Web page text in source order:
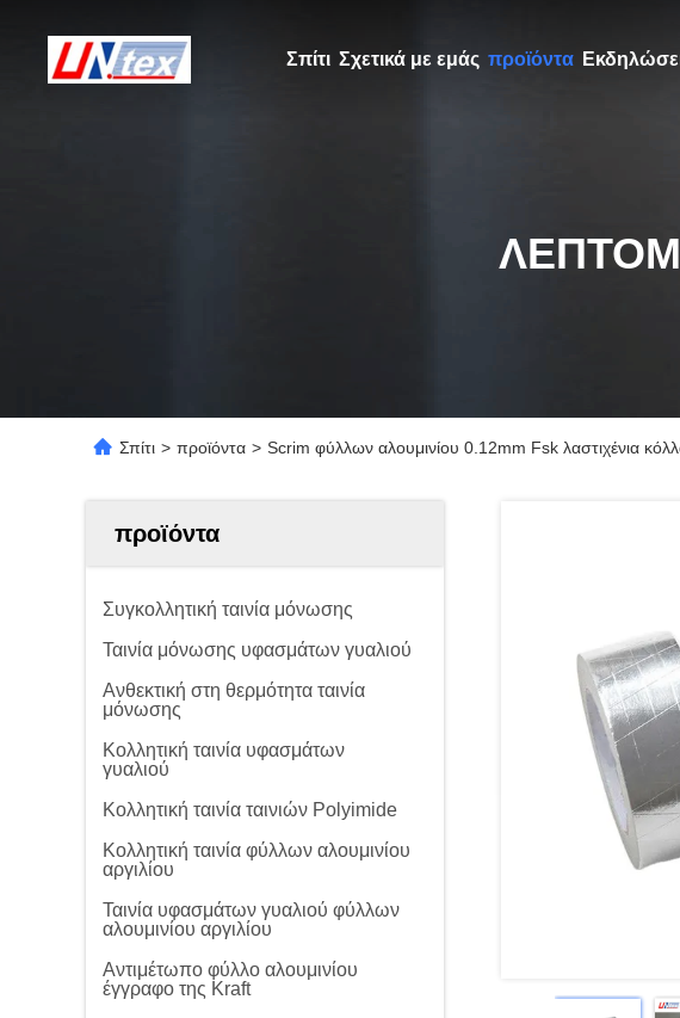
Σπίτι Σχετικά με εμάς προϊόντα
Σπίτι > προϊόντα > Scrim φύλλων αλουμινίου 0.12mm Fsk λαστιχένια
προϊόντα
Συγκολλητική ταινία μόνωσης
Ταινία μόνωσης υφασμάτων γυαλιού
Ανθεκτική στη θερμότητα ταινία
μόνωσης
Κολλητική ταινία υφασμάτων
γυαλιού
Κολλητική ταινία ταινιών Polyimide
Κολλητική ταινία φύλλων αλουμινίου
αργιλίου
Ταινία υφασμάτων γυαλιού φύλλων
αλουμινίου αργιλίου
Αντιμέτωπο φύλλο αλουμινίου
έγγραφο της Kraft